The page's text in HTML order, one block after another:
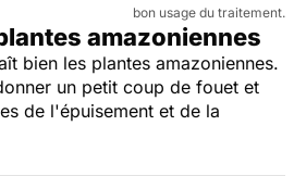
bon usage du traitement.
amazoniennes
bien les plantes amazoniennes.
un petit coup de fouet et
de l'épuisement et de la